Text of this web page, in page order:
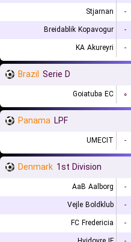
Stjarnan
-
Breidablik Kopavogur
-
KA Akureyri
-
Brazil Serie D
Goiatuba EC ۰
Panama LPF
UMECIT -
Denmark 1st Division
AaB Aalborg -
Vejle Boldklub
-
FC Fredericia
-